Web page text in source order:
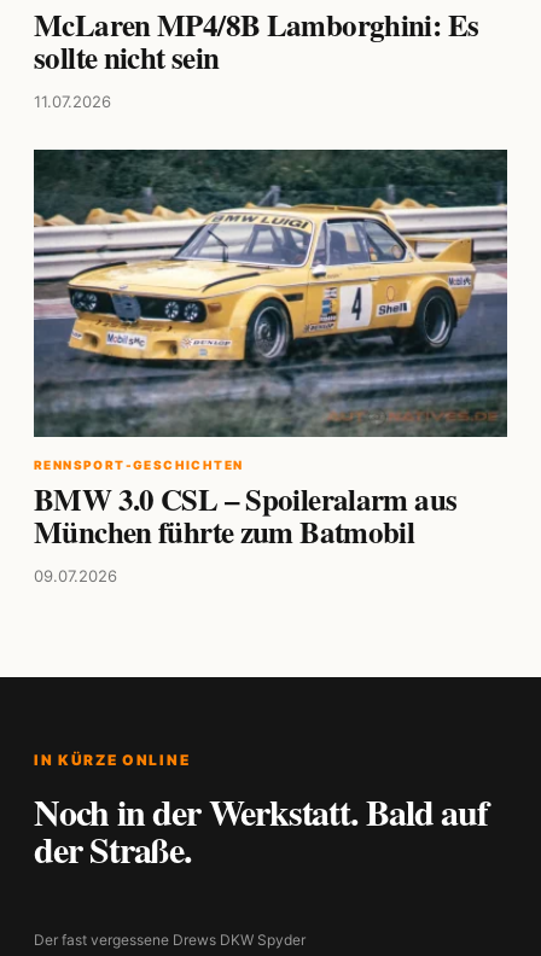
McLaren MP4/8B Lamborghini: Es
sollte nicht sein
11.07.2026
RENNSPORT-GESCHICHTEN
BMW 3.0 CSL – Spoileralarm aus
München führte zum Batmobil
09.07.2026
IN KÜRZE ONLINE
Noch in der Werkstatt. Bald auf
der Straße.
Der fast vergessene Drews DKW Spyder